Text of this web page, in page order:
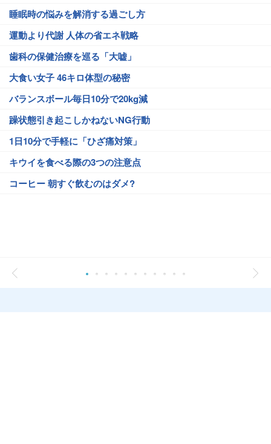
睡眠時の悩みを解消する過ごし方
運動より代謝 人体の省エネ戦略
歯科の保健治療を巡る「大嘘」
大食い女子 46キロ体型の秘密
バランスボール毎日10分で20kg減
躁状態引き起こしかねないNG行動
1日10分で手軽に「ひざ痛対策」
キウイを食べる際の3つの注意点
コーヒー 朝すぐ飲むのはダメ?